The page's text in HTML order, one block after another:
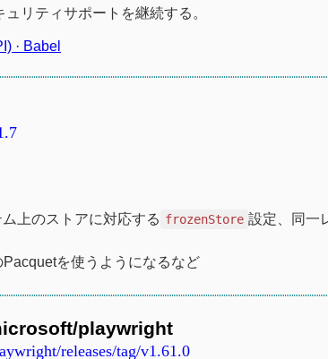
リティサポートを継続する。
· Babel
上のストアに対応する frozenStore 設定、同一
を使うようになるなど
playwright
releases/tag/v1.61.0